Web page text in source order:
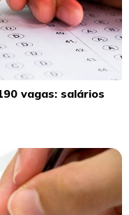
vagas: salários